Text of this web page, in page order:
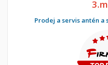
Prodej a servis antén a